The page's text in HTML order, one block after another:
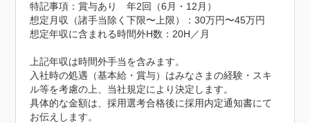
特記事項：賞与あり　年2回（6月・12月）
想定月収（諸手当除く下限〜上限）：30万円〜45万円
想定年収に含まれる時間外H数：20H／月
上記年収は時間外手当を含みます。
入社時の処遇（基本給・賞与）はみなさまの経験・スキ
ル等を考慮の上、当社規定により決定します。
具体的な金額は、採用選考合格後に採用内定通知書にて
お伝えします。